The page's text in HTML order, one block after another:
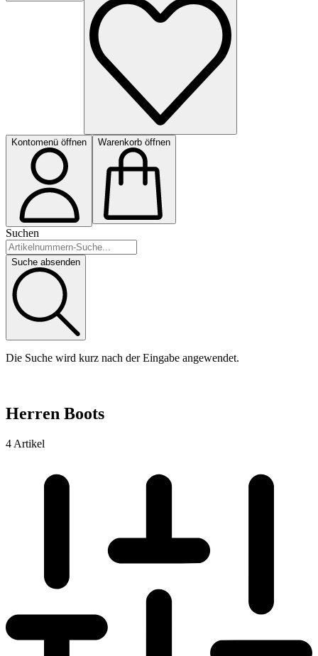
Kontomenü öffnen Warenkorb öffnen
Suchen
Suche absenden
Die Suche wird kurz nach der Eingabe angewendet.
Herren Boots
4 Artikel